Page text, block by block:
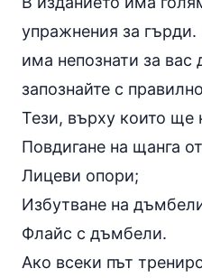
упражнения за гърди.
има непознати за вас
запознайте с
Тези, върху които ще
Повдигане на щанга
Лицеви опори;
Избутване на
Флайс с дъмбели.
Ако всеки път